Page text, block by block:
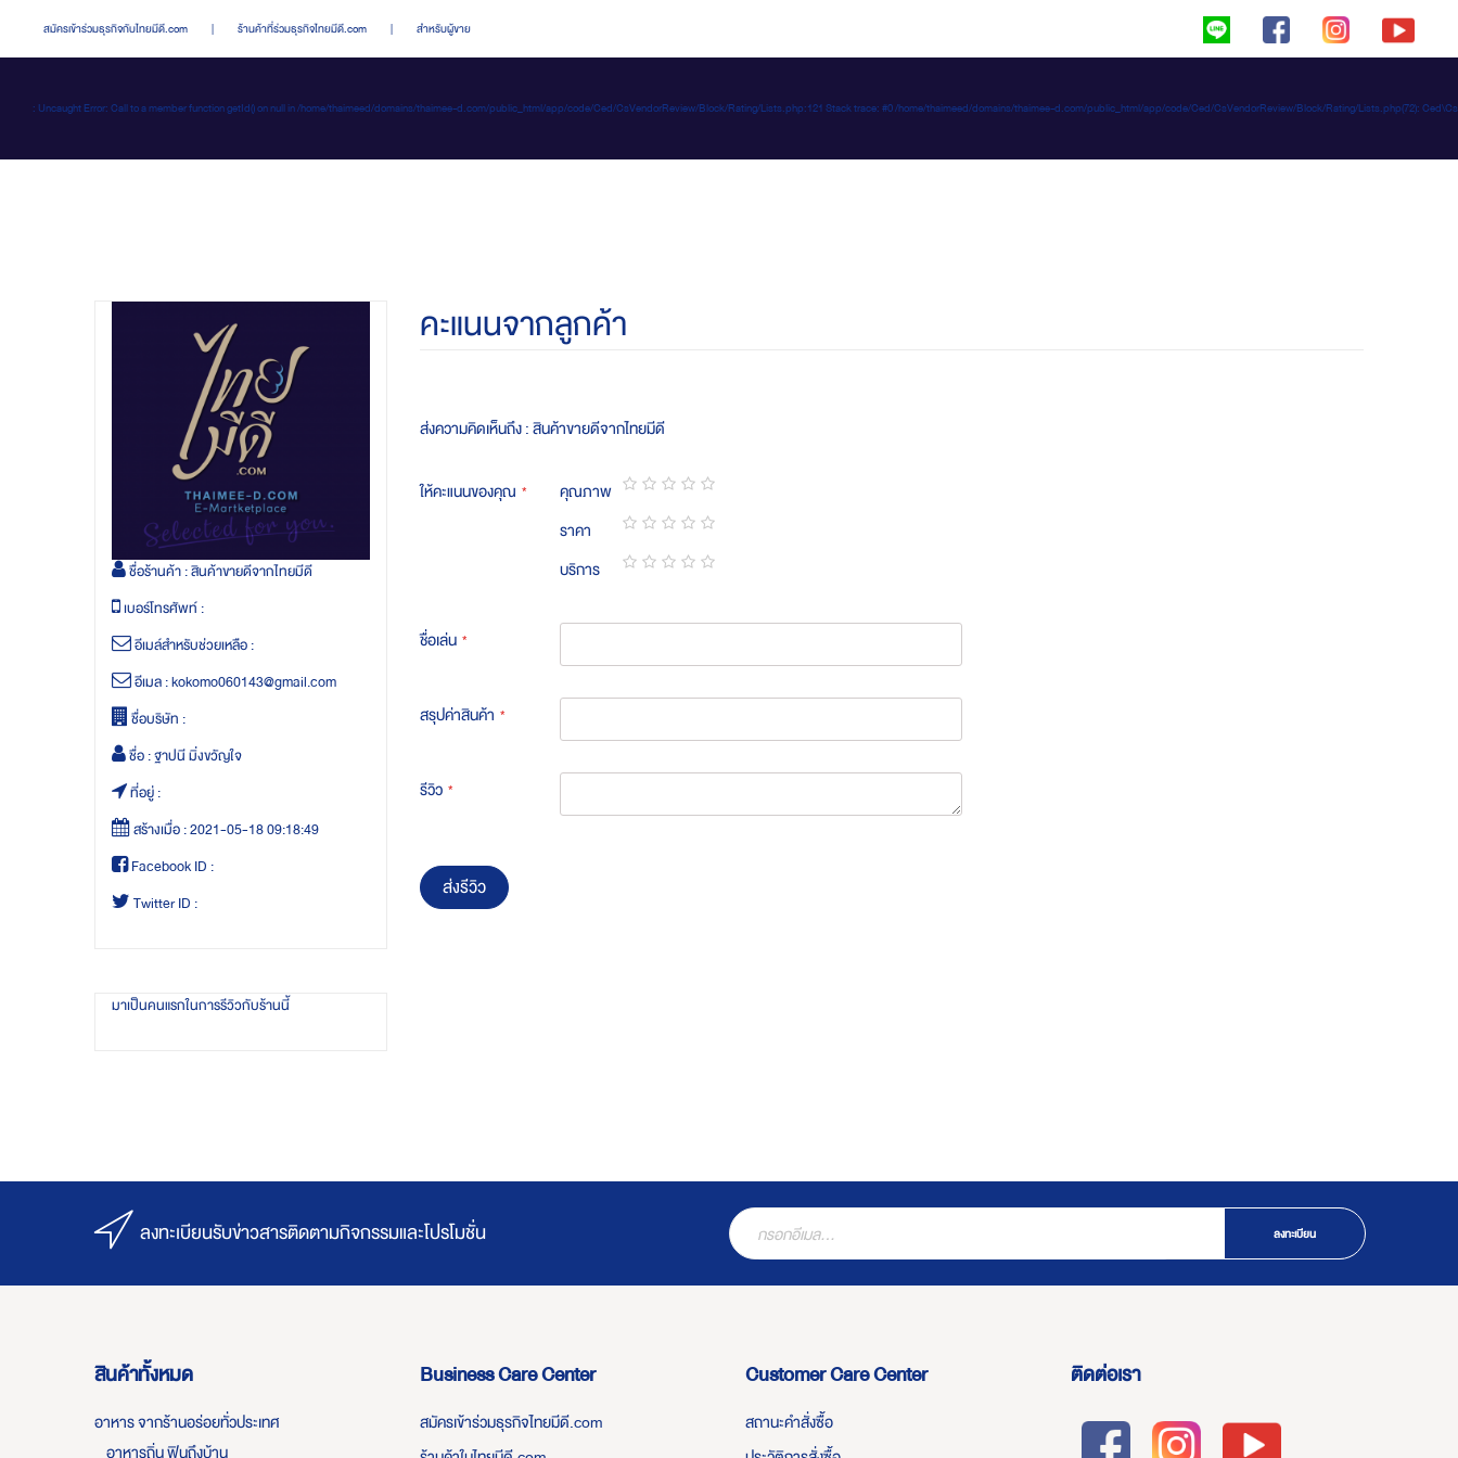
สมัครเข้าร่วมธุรกิจกับไทยมีดี.com | ร้านค้าที่ร่วมธุรกิจไทยมีดี.com | สำหรับผู้ขาย
: Uncaught Error: Call to a member function getId() on null in /home/thaimeed/domains/thaimee-d.com/public_html/app/code/Ced/CsVendorReview/Block/Rating/Lists.php:121 Stack trace: #0 /home/thaimeed/domains/thaimee-d.com/public_html/app/code/Ced/CsVendorReview/Block/Rating/Lists.php(72):
ชื่อร้านค้า :สินค้าขายดีจากไทยมีดี
เบอร์โทรศัพท์ :
อีเมล์สำหรับช่วยเหลือ :
อีเมล :kokomo060143@gmail.com
ชื่อบริษัท :
ชื่อ :ฐาปนี มิ่งขวัญใจ
ที่อยู่ :
สร้างเมื่อ :2021-05-18 09:18:49
Facebook ID :
Twitter ID :
มาเป็นคนแรกในการรีวิวกับร้านนี้
คะแนนจากลูกค้า
ส่งความคิดเห็นถึง : สินค้าขายดีจากไทยมีดี
ให้คะแนนของคุณ คุณภาพ
1
star
2
stars
3
stars
4
stars
5
stars
ราคา
1
star
2
stars
3
stars
4
stars
5
stars
บริการ
ชื่อเล่น
สรุปค่าสินค้า
รีวิว
ส่งรีวิว
ลงทะเบียนรับข่าวสารติดตามกิจกรรมและโปรโมชั่น ลงทะเบียน
สินค้าทั้งหมด
อาหาร จากร้านอร่อยทั่วประเทศ
อาหารถิ่น ฟินถึงบ้าน
Business Care Center
สมัครเข้าร่วมธุรกิจไทยมีดี.com
Customer Care Center
สถานะคำสั่งซื้อ
ติดต่อเรา